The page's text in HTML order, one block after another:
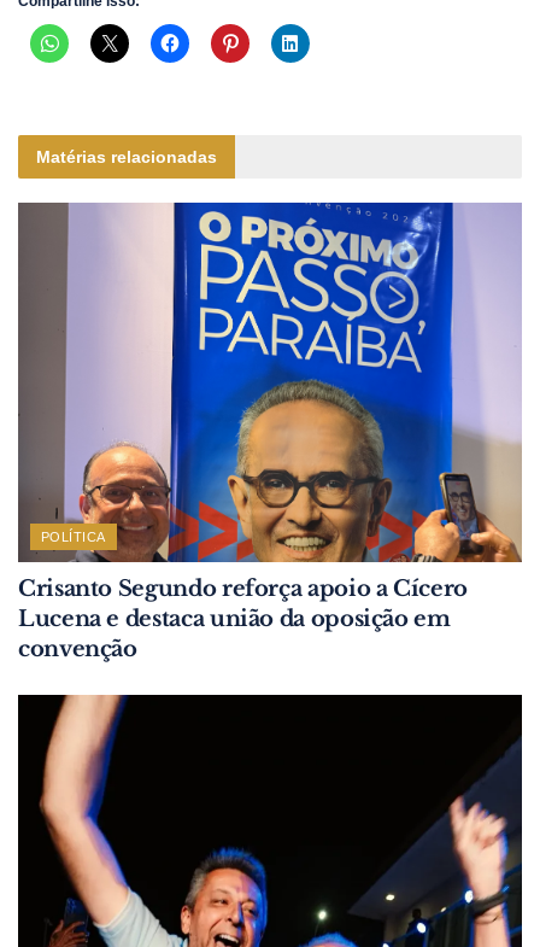
Matérias relacionadas
POLÍTICA
Crisanto Segundo reforça apoio a Cícero
Lucena e destaca união da oposição em
convenção